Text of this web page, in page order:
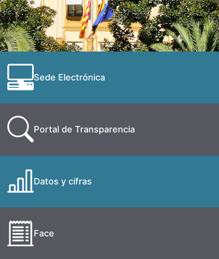
Sede Electrónica
Portal de Transparencia
Datos y cifras
Face